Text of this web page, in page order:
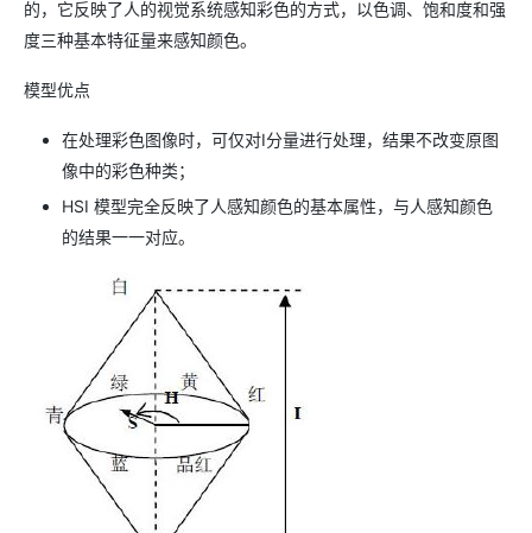
的，它反映了人的视觉系统感知彩色的方式，以色调、饱和度和强
度三种基本特征量来感知颜色。
模型优点
在处理彩色图像时，可仅对I分量进行处理，结果不改变原图
像中的彩色种类；
HSI 模型完全反映了人感知颜色的基本属性，与人感知颜色
的结果一一对应。